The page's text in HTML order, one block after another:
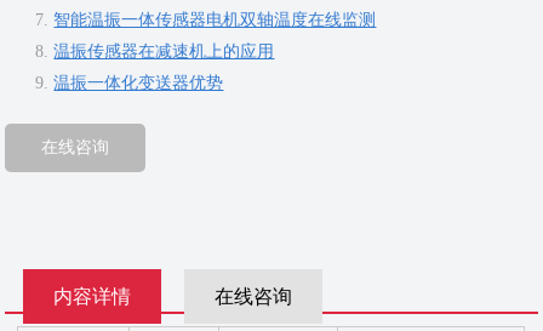
智能温振一体传感器电机双轴温度在线监测
温振传感器在减速机上的应用
温振一体化变送器优势
在线咨询
内容详情 在线咨询